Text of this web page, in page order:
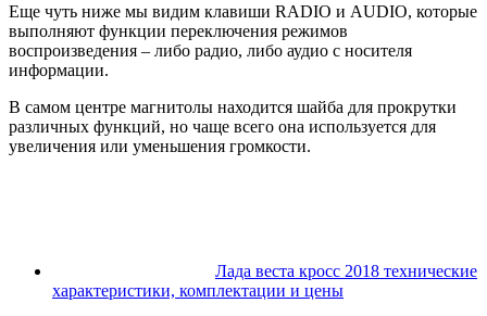
Еще чуть ниже мы видим клавиши RADIO и AUDIO, которые
выполняют функции переключения режимов
воспроизведения – либо радио, либо аудио с носителя
информации.
В самом центре магнитолы находится шайба для прокрутки
различных функций, но чаще всего она используется для
увеличения или уменьшения громкости.
Лада веста кросс 2018 технические
характеристики, комплектации и цены